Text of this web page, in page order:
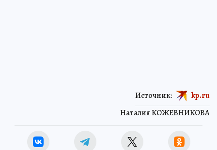
Наталия КОЖЕВНИКОВА
Источник: kp.ru